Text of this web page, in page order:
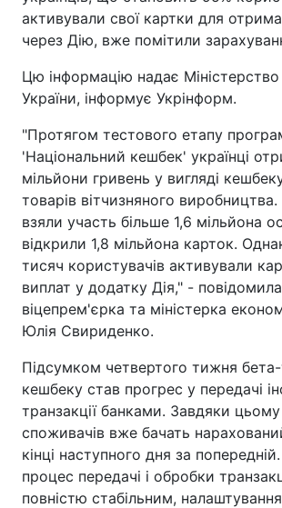
активували свої картки для
через Дію, вже помітили
Цю інформацію надає
України, інформує Укрінформ.
"Протягом тестового етапу
'Національний кешбек' українці
мільйони гривень у вигляді
товарів вітчизняного
взяли участь більше 1,6 мільйона
відкрили 1,8 мільйона карток.
тисяч користувачів активували
виплат у додатку Дія," -
віцепрем'єрка та міністерка
Юлія Свириденко.
Підсумком четвертого тижня
кешбеку став прогрес у передачі
транзакції банками. Завдяки цьому
споживачів вже бачать
кінці наступного дня за
процес передачі і обробки
повністю стабільним,